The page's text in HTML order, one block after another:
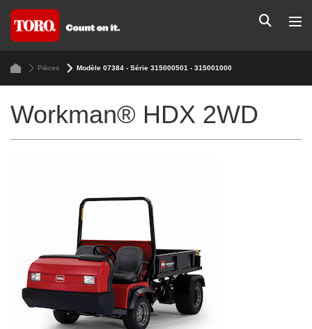
Pièces Modèle 07384 - Série 315000501 - 315001000
Workman® HDX 2WD